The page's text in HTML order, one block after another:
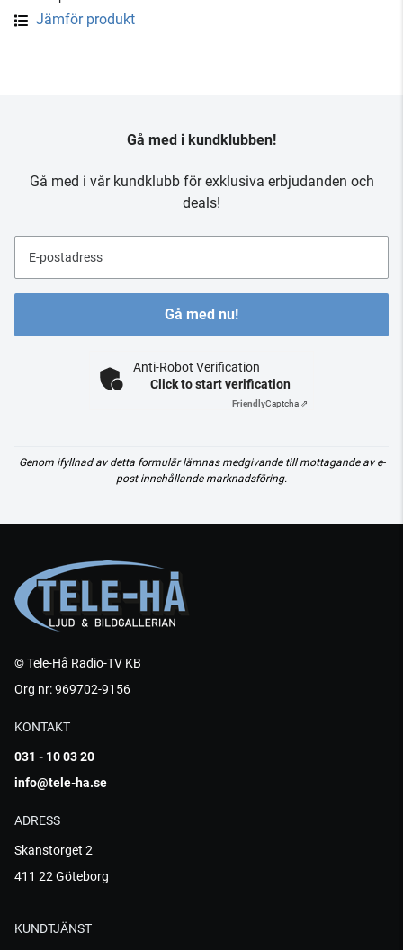
Jämför produkt
Gå med i kundklubben!
Gå med i vår kundklubb för exklusiva erbjudanden och
deals!
E-postadress
Gå med nu!
Anti-Robot Verification
Click to start verification
FriendlyCaptcha ⇗
Genom ifyllnad av detta formulär lämnas medgivande till mottagande av e-
post innehållande marknadsföring.
© Tele-Hå Radio-TV KB
Org nr: 969702-9156
KONTAKT
031 - 10 03 20
info@tele-ha.se
ADRESS
Skanstorget 2
411 22 Göteborg
KUNDTJÄNST